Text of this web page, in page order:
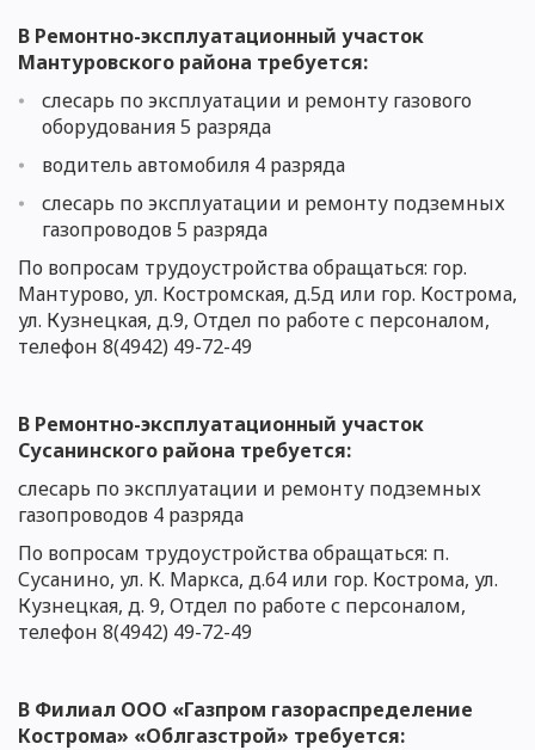
В Ремонтно-эксплуатационный участок
Мантуровского района требуется:
слесарь по эксплуатации и ремонту газового
оборудования5 разряда
водитель автомобиля 4 разряда
слесарь по эксплуатации и ремонту подземных
газопроводов 5 разряда
По вопросам трудоустройства обращаться: гор.
Мантурово, ул. Костромская, д.5д или гор. Кострома,
ул. Кузнецкая, д.9, Отдел по работе с персоналом,
телефон 8(4942) 49-72-49
В Ремонтно-эксплуатационный участок
Сусанинского района требуется:
слесарь по эксплуатации и ремонту подземных
газопроводов 4 разряда
По вопросам трудоустройства обращаться: п.
Сусанино, ул. К. Маркса, д.64 или гор. Кострома, ул.
Кузнецкая, д. 9, Отдел по работе с персоналом,
телефон 8(4942) 49-72-49
В Филиал ООО «Газпром газораспределение
Кострома» «Облгазстрой» требуется: